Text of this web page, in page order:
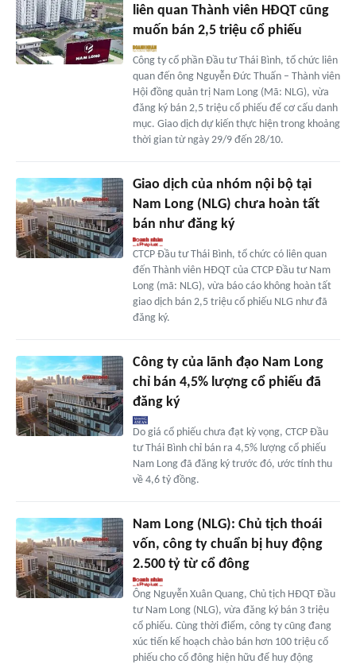
liên quan Thành viên HĐQT cũng
muốn bán 2,5 triệu cổ phiếu
Công ty cổ phần Đầu tư Thái Bình, tổ chức liên
quan đến ông Nguyễn Đức Thuấn – Thành viên
Hội đồng quản trị Nam Long (Mã: NLG), vừa
đăng ký bán 2,5 triệu cổ phiếu để cơ cấu danh
mục. Giao dịch dự kiến thực hiện trong khoảng
thời gian từ ngày 29/9 đến 28/10.
Giao dịch của nhóm nội bộ tại
Nam Long (NLG) chưa hoàn tất
bán như đăng ký
CTCP Đầu tư Thái Bình, tổ chức có liên quan
đến Thành viên HĐQT của CTCP Đầu tư Nam
Long (mã: NLG), vừa báo cáo không hoàn tất
giao dịch bán 2,5 triệu cổ phiếu NLG như đã
đăng ký.
Công ty của lãnh đạo Nam Long
chỉ bán 4,5% lượng cổ phiếu đã
đăng ký
Do giá cổ phiếu chưa đạt kỳ vọng, CTCP Đầu
tư Thái Bình chỉ bán ra 4,5% lượng cổ phiếu
Nam Long đã đăng ký trước đó, ước tính thu
về 4,6 tỷ đồng.
Nam Long (NLG): Chủ tịch thoái
vốn, công ty chuẩn bị huy động
2.500 tỷ từ cổ đông
Ông Nguyễn Xuân Quang, Chủ tịch HĐQT Đầu
tư Nam Long (NLG), vừa đăng ký bán 3 triệu
cổ phiếu. Cùng thời điểm, công ty cũng đang
xúc tiến kế hoạch chào bán hơn 100 triệu cổ
phiếu cho cổ đông hiện hữu để huy động